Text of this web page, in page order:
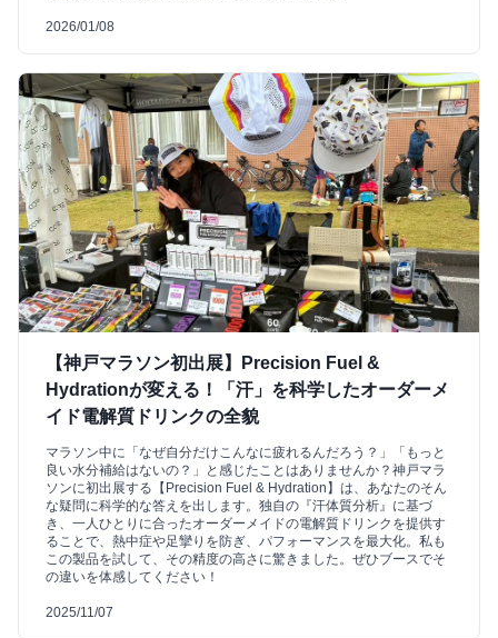
2026/01/08
【神戸マラソン初出展】Precision Fuel &
Hydrationが変える！「汗」を科学したオーダーメ
イド電解質ドリンクの全貌
マラソン中に「なぜ自分だけこんなに疲れるんだろう？」「もっと
良い水分補給はないの？」と感じたことはありませんか？神戸マラ
ソンに初出展する【Precision Fuel & Hydration】は、あなたのそん
な疑問に科学的な答えを出します。独自の『汗体質分析』に基づ
き、一人ひとりに合ったオーダーメイドの電解質ドリンクを提供す
ることで、熱中症や足攣りを防ぎ、パフォーマンスを最大化。私も
この製品を試して、その精度の高さに驚きました。ぜひブースでそ
の違いを体感してください！
2025/11/07